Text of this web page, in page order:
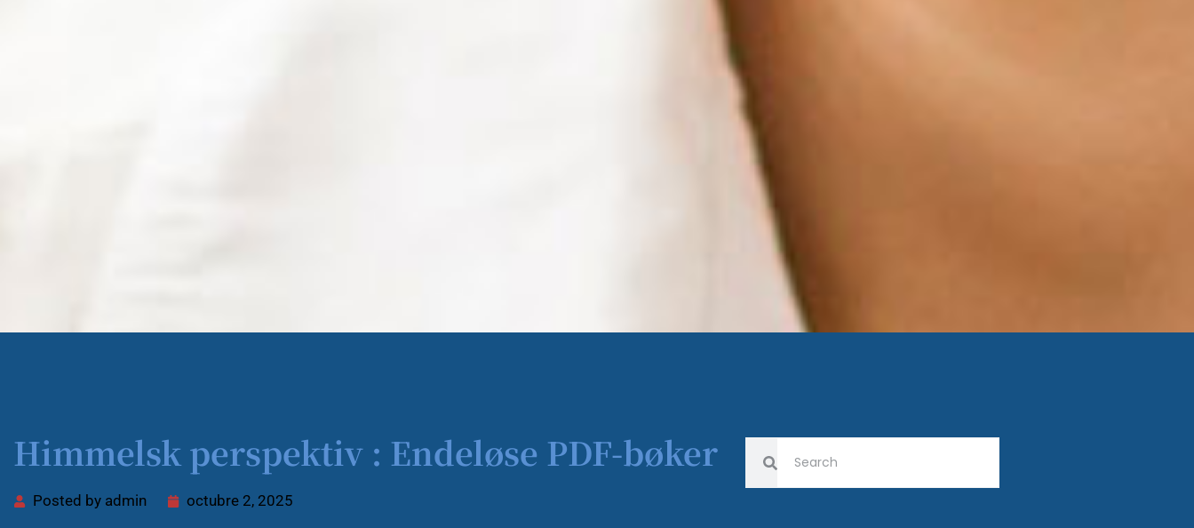
Himmelsk perspektiv : Endeløse PDF-bøker
Posted by admin octubre 2, 2025